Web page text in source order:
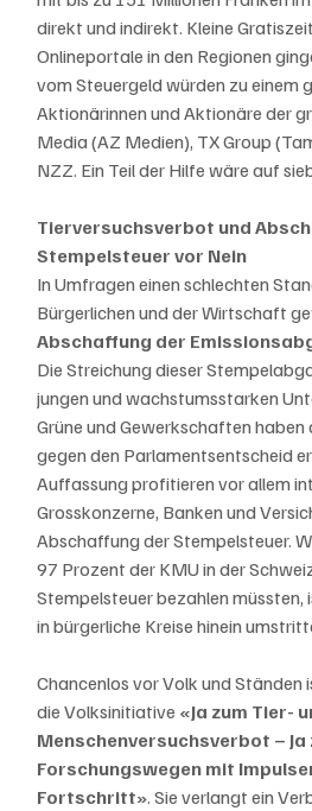
direkt und indirekt. Kleine
Onlineportale in den Regionen
vom Steuergeld würden zu einem
Aktionärinnen und Aktionäre der
Media (AZ Medien), TX Group
NZZ. Ein Teil der Hilfe wäre auf
Tierversuchsverbot und
Stempelsteuer vor Nein
In Umfragen einen schlechten
Bürgerlichen und der Wirtschaft
Abschaffung der
Die Streichung dieser
jungen und wachstumsstarken
Grüne und Gewerkschaften haben
gegen den Parlamentsentscheid
Auffassung profitieren vor allem
Grosskonzerne, Banken und
Abschaffung der Stempelsteuer.
97 Prozent der KMU in der
Stempelsteuer bezahlen müssten,
in bürgerliche Kreise hinein
Chancenlos vor Volk und Ständen
die Volksinitiative «Ja zum Tier-
Menschenversuchsverbot – Ja
Forschungswegen mit
Fortschritt». Sie verlangt ein